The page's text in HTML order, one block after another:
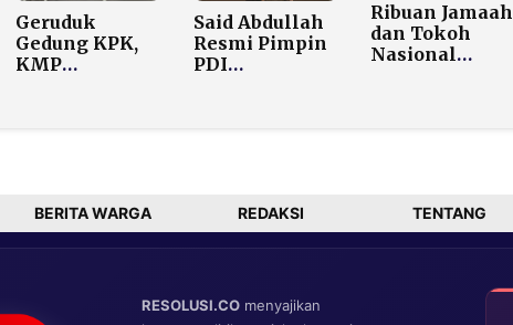
Geruduk
Gedung KPK,
KMP
Said Abdullah
Resmi Pimpin
PDI
Nyata
Ribuan Jamaah
dan Tokoh
Nasional
BERITA WARGA REDAKSI TENTANG
RESOLUSI.CO menyajikan